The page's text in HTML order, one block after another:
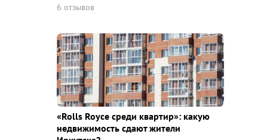
6 отзывов
«Rolls Royce среди квaртир»: какую
недвижимость сдают жители